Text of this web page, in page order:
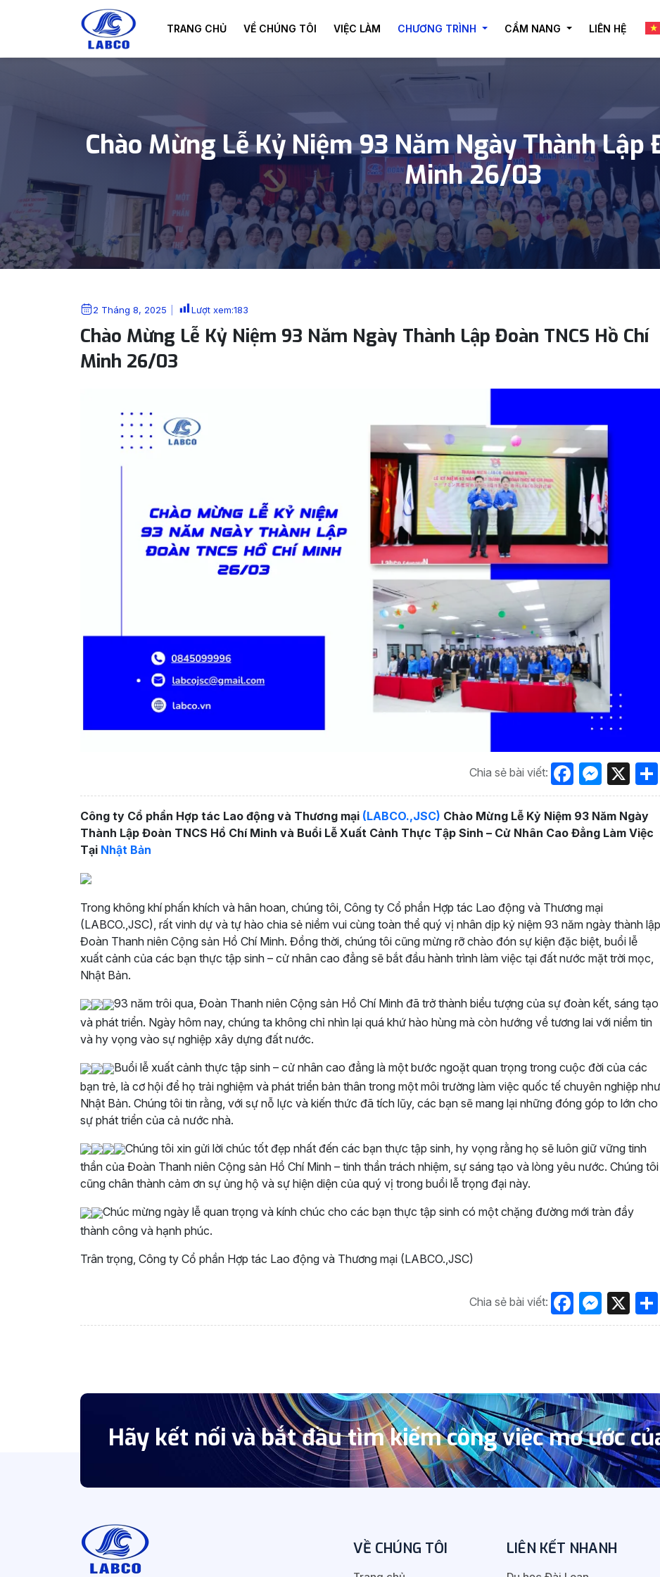
Skip to main content
TRANG CHỦ VỀ CHÚNG TÔI VIỆC LÀM CHƯƠNG TRÌNH CẨM NANG LIÊN HỆ
Chào Mừng Lễ Kỷ Niệm 93 Năm Ngày Thành Lập
Minh 26/03
2 Tháng 8, 2025 Lượt xem:183
Chào Mừng Lễ Kỷ Niệm 93 Năm Ngày Thành Lập Đoàn TNCS Hồ Chí
Minh 26/03
Chia sẻ bài viết: Facebook
X
Công ty Cổ phần Hợp tác Lao động và Thương mại (LABCO.,JSC) Chào Mừng Lễ Kỷ Niệm 93 Năm Ngày
Thành Lập Đoàn TNCS Hồ Chí Minh và Buổi Lễ Xuất Cảnh Thực Tập Sinh – Cử Nhân Cao Đẳng Làm Việc
Tại Nhật Bản
Trong không khí phấn khích và hân hoan, chúng tôi, Công ty Cổ phần Hợp tác Lao động và Thương mại
(LABCO.,JSC), rất vinh dự và tự hào chia sẻ niềm vui cùng toàn thể quý vị nhân dịp kỷ niệm 93 năm ngày thành lập
Đoàn Thanh niên Cộng sản Hồ Chí Minh. Đồng thời, chúng tôi cũng mừng rỡ chào đón sự kiện đặc biệt, buổi lễ
xuất cảnh của các bạn thực tập sinh – cử nhân cao đẳng sẽ bắt đầu hành trình làm việc tại đất nước mặt trời mọc,
Nhật Bản.
93 năm trôi qua, Đoàn Thanh niên Cộng sản Hồ Chí Minh đã trở thành biểu tượng của sự đoàn kết, sáng tạo
và phát triển. Ngày hôm nay, chúng ta không chỉ nhìn lại quá khứ hào hùng mà còn hướng về tương lai với niềm tin
và hy vọng vào sự nghiệp xây dựng đất nước.
Buổi lễ xuất cảnh thực tập sinh – cử nhân cao đẳng là một bước ngoặt quan trọng trong cuộc đời của các
bạn trẻ, là cơ hội để họ trải nghiệm và phát triển bản thân trong một môi trường làm việc quốc tế chuyên nghiệp như
Nhật Bản. Chúng tôi tin rằng, với sự nỗ lực và kiến thức đã tích lũy, các bạn sẽ mang lại những đóng góp to lớn cho
sự phát triển của cả nước nhà.
Chúng tôi xin gửi lời chúc tốt đẹp nhất đến các bạn thực tập sinh, hy vọng rằng họ sẽ luôn giữ vững tinh
thần của Đoàn Thanh niên Cộng sản Hồ Chí Minh – tinh thần trách nhiệm, sự sáng tạo và lòng yêu nước. Chúng tôi
cũng chân thành cảm ơn sự ủng hộ và sự hiện diện của quý vị trong buổi lễ trọng đại này.
Chúc mừng ngày lễ quan trọng và kính chúc cho các bạn thực tập sinh có một chặng đường mới tràn đầy
thành công và hạnh phúc.
Trân trọng, Công ty Cổ phần Hợp tác Lao động và Thương mại (LABCO.,JSC)
Chia sẻ bài viết: Facebook
X
Hãy kết nối và bắt đầu tìm kiếm công việc mơ ước
VỀ CHÚNG TÔI LIÊN KẾT NHANH